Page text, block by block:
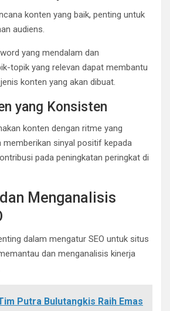
konten yang baik, penting untuk
audiens.
yang mendalam dan
topik yang relevan dapat membantu
konten yang akan dibuat.
yang Konsisten
konten dengan ritme yang
memberikan sinyal positif kepada
pada peningkatan peringkat di
Menganalisis
dalam mengatur SEO untuk situs
dan menganalisis kinerja
Putra Bulutangkis Raih Emas